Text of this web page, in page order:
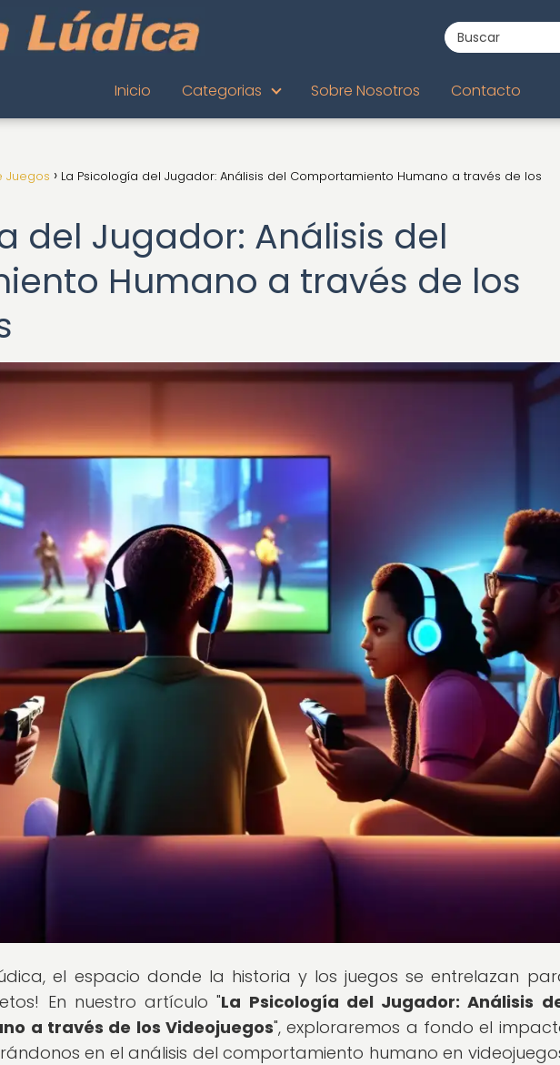
Inicio Categorias Sobre Nosotros Contacto
Juegos
La Psicología del Jugador: Análisis del Comportamiento Humano a través de los
del Jugador: Análisis del
Humano a través de los
el espacio donde la historia y los juegos se entrelazan
En nuestro artículo "La Psicología del Jugador: Análisis
a través de los Videojuegos", exploraremos a fondo el
en el análisis del comportamiento humano en